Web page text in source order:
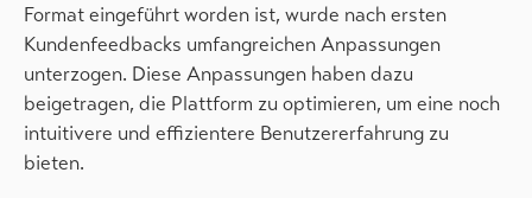
Format eingeführt worden ist, wurde nach ersten
Kundenfeedbacks umfangreichen Anpassungen
unterzogen. Diese Anpassungen haben dazu
beigetragen, die Plattform zu optimieren, um eine noch
intuitivere und effizientere Benutzererfahrung zu
bieten.